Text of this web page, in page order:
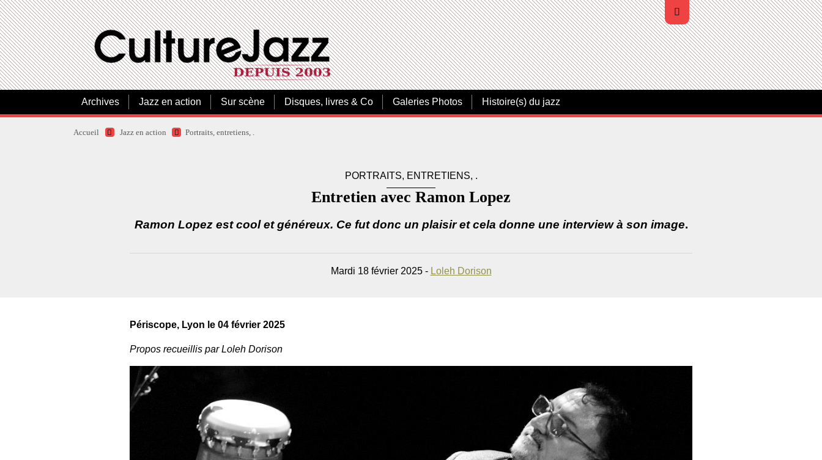
Archives Jazz en action Sur scène Disques, livres & Co Galeries Photos Histoire(s) du jazz
Accueil Jazz en action Portraits, entretiens, .
PORTRAITS, ENTRETIENS, .
Entretien avec Ramon Lopez
Ramon Lopez est cool et généreux. Ce fut donc un plaisir et cela donne une interview à son image.
Mardi 18 février 2025 - Loleh Dorison
Périscope, Lyon le 04 février 2025
Propos recueillis par Loleh Dorison